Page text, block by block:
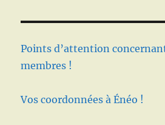
Points d’attention
membres !
Vos coordonnées à Énéo !